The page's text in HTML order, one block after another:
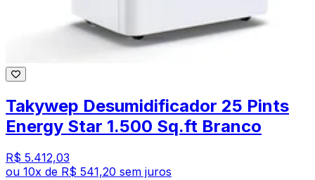
Takywep Desumidificador 25 Pints
Energy Star 1.500 Sq.ft Branco
R$ 5.412,03
ou 10x de R$ 541,20 sem juros